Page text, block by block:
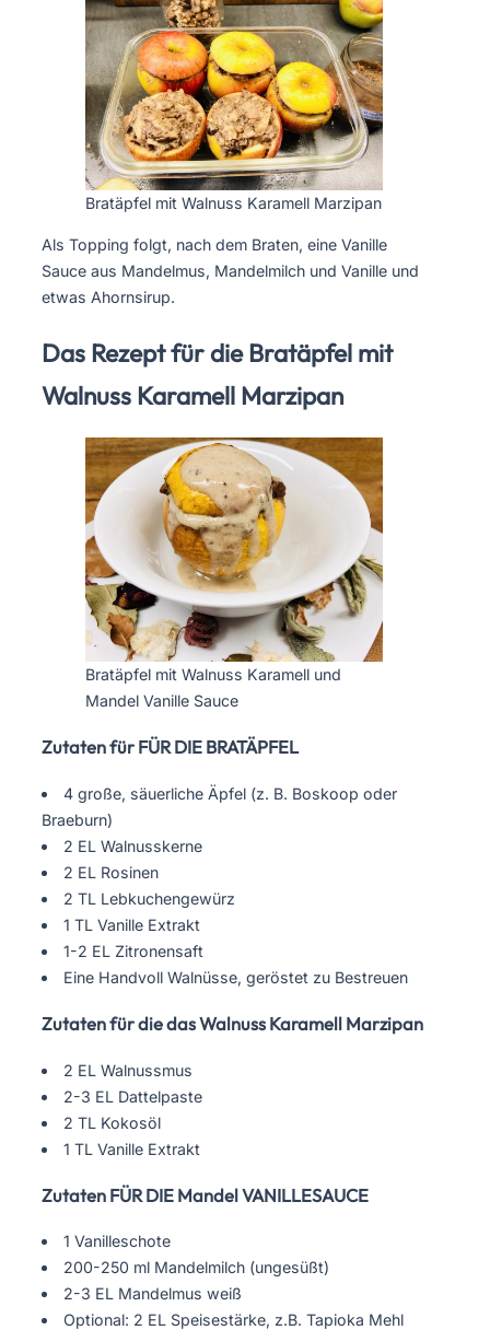
Bratäpfel mit Walnuss Karamell Marzipan
Als Topping folgt, nach dem Braten, eine Vanille
Sauce aus Mandelmus, Mandelmilch und Vanille und
etwas Ahornsirup.
Das Rezept für die Bratäpfel mit
Walnuss Karamell Marzipan
Bratäpfel mit Walnuss Karamell und
Mandel Vanille Sauce
Zutaten für FÜR DIE BRATÄPFEL
4 große, säuerliche Äpfel (z. B. Boskoop oder
Braeburn)
2 EL Walnusskerne
2 EL Rosinen
2 TL Lebkuchengewürz
1 TL Vanille Extrakt
1-2 EL Zitronensaft
Eine Handvoll Walnüsse, geröstet zu Bestreuen
Zutaten für die das Walnuss Karamell Marzipan
2 EL Walnussmus
2-3 EL Dattelpaste
2 TL Kokosöl
1 TL Vanille Extrakt
Zutaten FÜR DIE Mandel VANILLESAUCE
1 Vanilleschote
200-250 ml Mandelmilch (ungesüßt)
2-3 EL Mandelmus weiß
Optional: 2 EL Speisestärke, z.B. Tapioka Mehl